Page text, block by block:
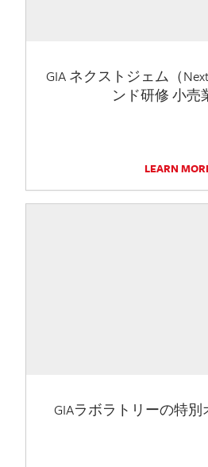
GIA ネクストジェム（
ンド研修 小売
LEARN
GIAラボラトリーの特